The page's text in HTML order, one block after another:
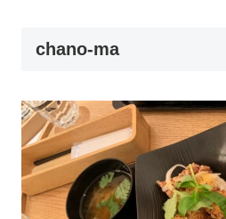
chano-ma